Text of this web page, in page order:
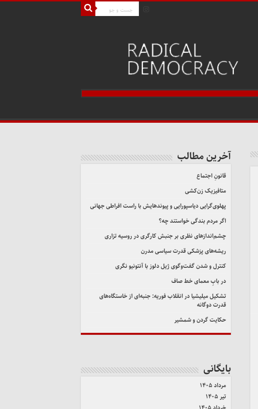
آخرین مطالب
قانونِ اجتماع
متافیزیک زن‌کشی
پهلوی‌گرایی دیاسپورایی و پیوندهایش با راست افراطی جهانی
اگر مردم بندگی خواستند چه؟
چشم‌اندازهای نظری بر جنبش کارگری در روسیه تزاری
ریشه‌های پزشکی قدرت سیاسی مدرن
کنترل و شدن گفت‌وگوی ژیل دلوز با آنتونیو نگری
در بابِ معمای خط صاف
تشکیل میلیشیا در انقلاب فوریه: جنبه‌ای از خاستگاه‌های
قدرت دوگانه
حکایت گردن و شمشیر
بایگانی
مرداد ۱۴۰۵
تیر ۱۴۰۵